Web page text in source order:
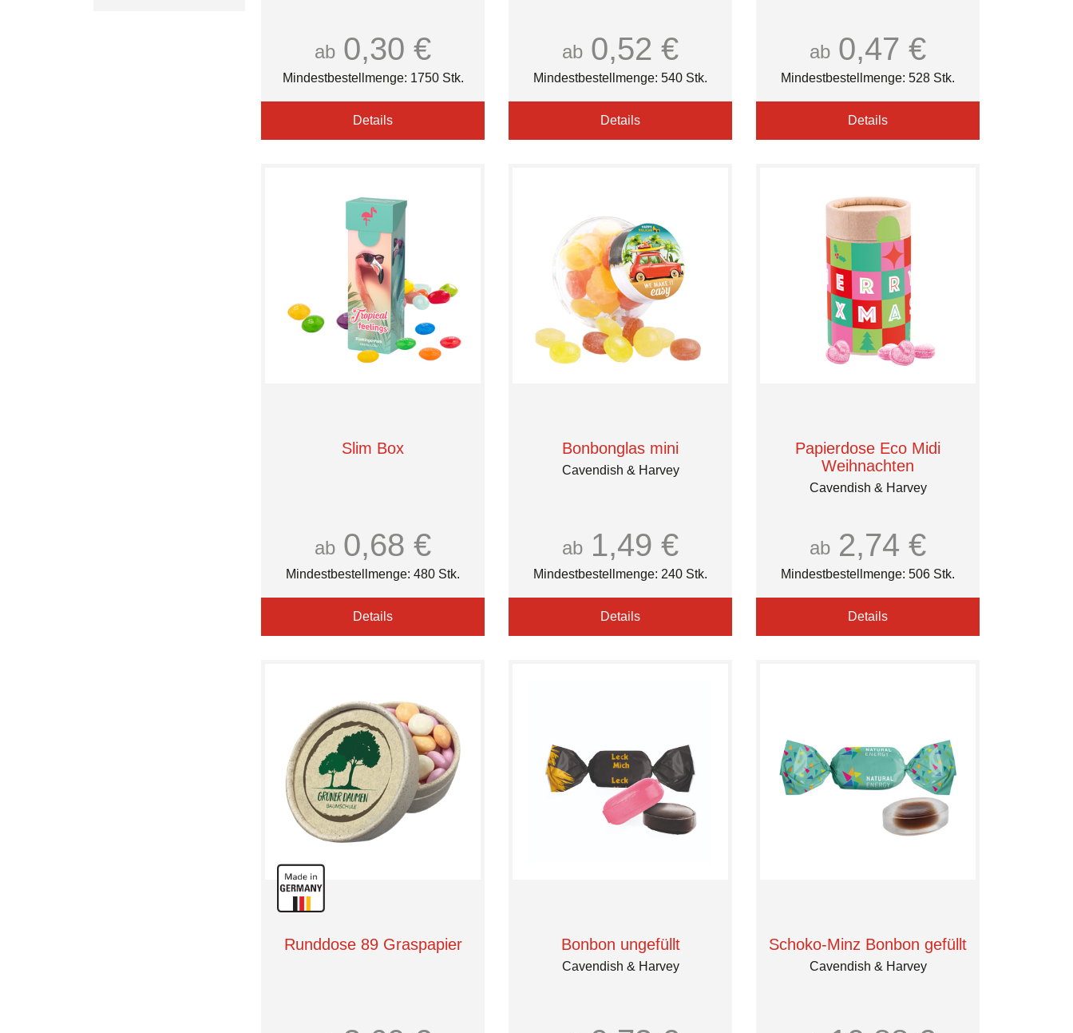
ab 0,30 €
Mindestbestellmenge: 1750 Stk.
Details
ab 0,52 €
Mindestbestellmenge: 540 Stk.
Details
ab 0,47 €
Mindestbestellmenge: 528 Stk.
Details
Slim Box
ab 0,68 €
Mindestbestellmenge: 480 Stk.
Details
Bonbonglas mini
Cavendish & Harvey
ab 1,49 €
Mindestbestellmenge: 240 Stk.
Details
Papierdose Eco Midi
Weihnachten
Cavendish & Harvey
ab 2,74 €
Mindestbestellmenge: 506 Stk.
Details
Runddose 89 Graspapier Bonbon ungefüllt
Cavendish & Harvey
Schoko-Minz Bonbon gefüllt
Cavendish & Harvey